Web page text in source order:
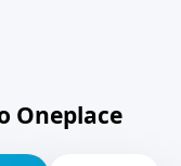
Oneplace